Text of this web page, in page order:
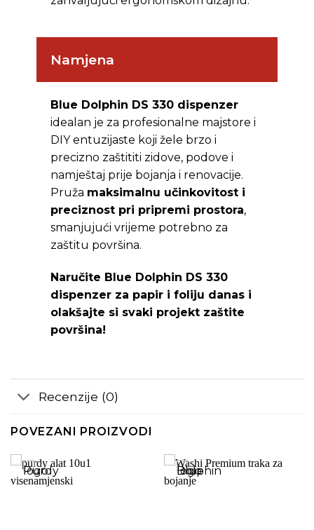
Namjena
Blue Dolphin DS 330 dispenzer
idealan je za profesionalne majstore i
DIY entuzijaste koji žele brzo i
precizno zaštititi zidove, podove i
namještaj prije bojanja i renovacije.
Pruža maksimalnu učinkovitost i
preciznost pri pripremi prostora,
smanjujući vrijeme potrebno za
zaštitu površina.
Naručite Blue Dolphin DS 330
dispenzer za papir i foliju danas i
olakšajte si svaki projekt zaštite
površina!
Recenzije (0)
POVEZANI PROIZVODI